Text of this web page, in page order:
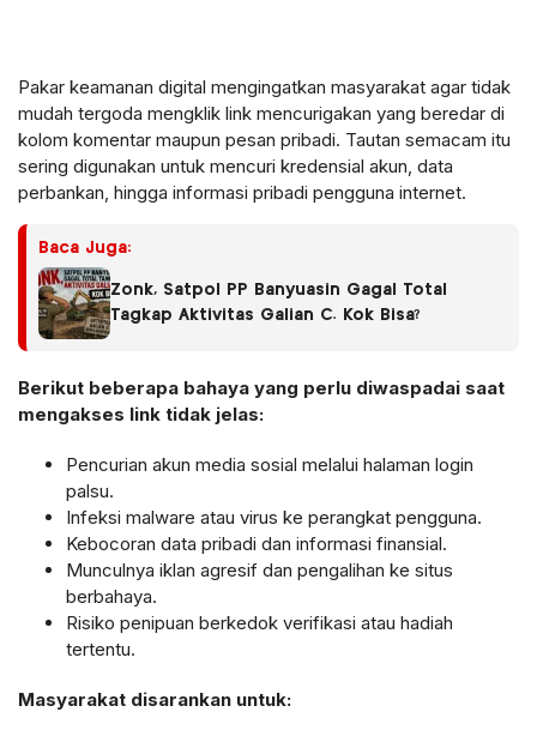
Pakar keamanan digital mengingatkan masyarakat agar tidak
mudah tergoda mengklik link mencurigakan yang beredar di
kolom komentar maupun pesan pribadi. Tautan semacam itu
sering digunakan untuk mencuri kredensial akun, data
perbankan, hingga informasi pribadi pengguna internet.
Baca Juga:
Zonk, Satpol PP Banyuasin Gagal Total
Tagkap Aktivitas Galian C. Kok Bisa?
Berikut beberapa bahaya yang perlu diwaspadai saat
mengakses link tidak jelas:
Pencurian akun media sosial melalui halaman login
palsu.
Infeksi malware atau virus ke perangkat pengguna.
Kebocoran data pribadi dan informasi finansial.
Munculnya iklan agresif dan pengalihan ke situs
berbahaya.
Risiko penipuan berkedok verifikasi atau hadiah
tertentu.
Masyarakat disarankan untuk: